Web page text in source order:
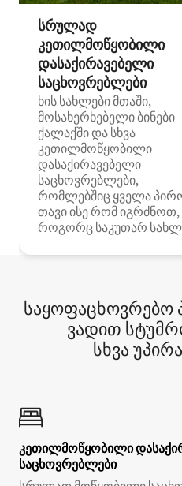
სრულად
კეთილმოწყობილი
დასაქირავებელი
საცხოვრებლები
ხის სახლები მთაში,
მოსახერხებელი ბინები
ქალაქში და სხვა
კეთილმოწყობილი
დასაქირავებელი
საცხოვრებლები,
რომლებშიც ყველა
თავი ისე რომ იგრძნოთ,
როგორც საკუთარ
საყოფაცხოვრებო
ვადით
სხვა
კეთილმოწყობილი
საცხოვრებლები